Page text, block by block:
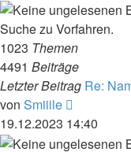
Suche zu Vorfahren.
1023 Themen
4491 Beiträge
Letzter Beitrag Re:
von Smiiile
Beitrag
19.12.2023 14:40